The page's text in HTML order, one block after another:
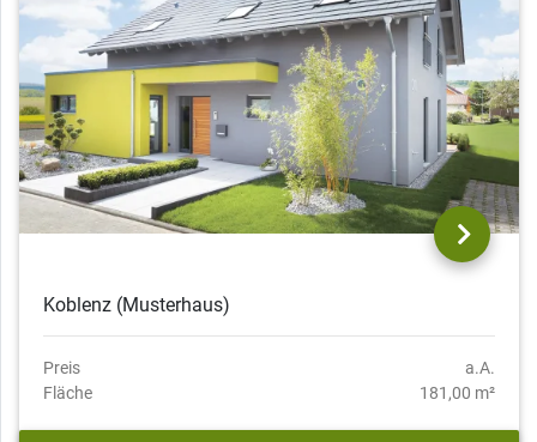
Koblenz (Musterhaus)
Preis
a.A.
Fläche
181,00 m²